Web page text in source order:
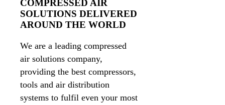
COMPRESSED AIR
SOLUTIONS DELIVERED
AROUND THE WORLD
We are a leading compressed
air solutions company,
providing the best compressors,
tools and air distribution
systems to fulfil even your most